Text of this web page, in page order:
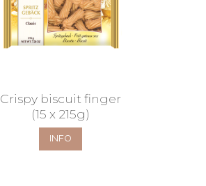
Crispy biscuit finger
(15 x 215g)
INFO